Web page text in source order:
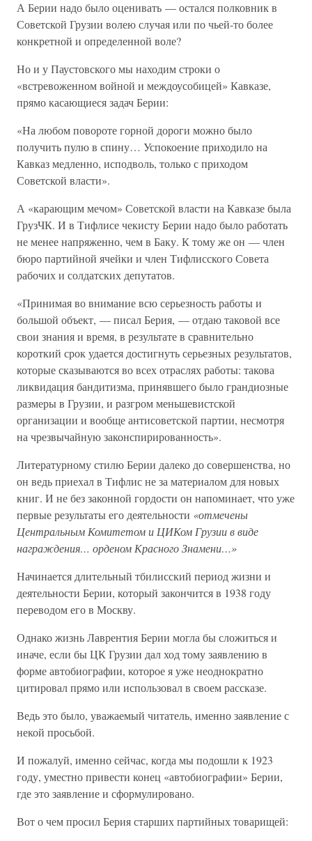
А Берии надо было оценивать — остался полковник в
Советской Грузии волею случая или по чьей-то более
конкретной и определенной воле?
Но и у Паустовского мы находим строки о
«встревоженном войной и междоусобицей» Кавказе,
прямо касающиеся задач Берии:
«На любом повороте горной дороги можно было
получить пулю в спину… Успокоение приходило на
Кавказ медленно, исподволь, только с приходом
Советской власти».
А «карающим мечом» Советской власти на Кавказе была
ГрузЧК. И в Тифлисе чекисту Берии надо было работать
не менее напряженно, чем в Баку. К тому же он — член
бюро партийной ячейки и член Тифлисского Совета
рабочих и солдатских депутатов.
«Принимая во внимание всю серьезность работы и
большой объект, — писал Берия, — отдаю таковой все
свои знания и время, в результате в сравнительно
короткий срок удается достигнуть серьезных результатов,
которые сказываются во всех отраслях работы: такова
ликвидация бандитизма, принявшего было грандиозные
размеры в Грузии, и разгром меньшевистской
организации и вообще антисоветской партии, несмотря
на чрезвычайную законспирированность».
Литературному стилю Берии далеко до совершенства, но
он ведь приехал в Тифлис не за материалом для новых
книг. И не без законной гордости он напоминает, что уже
первые результаты его деятельности «отмечены
Центральным Комитетом и ЦИКом Грузии в виде
награждения… орденом Красного Знамени…»
Начинается длительный тбилисский период жизни и
деятельности Берии, который закончится в 1938 году
переводом его в Москву.
Однако жизнь Лаврентия Берии могла бы сложиться и
иначе, если бы ЦК Грузии дал ход тому заявлению в
форме автобиографии, которое я уже неоднократно
цитировал прямо или использовал в своем рассказе.
Ведь это было, уважаемый читатель, именно заявление с
некой просьбой.
И пожалуй, именно сейчас, когда мы подошли к 1923
году, уместно привести конец «автобиографии» Берии,
где это заявление и сформулировано.
Вот о чем просил Берия старших партийных товарищей: